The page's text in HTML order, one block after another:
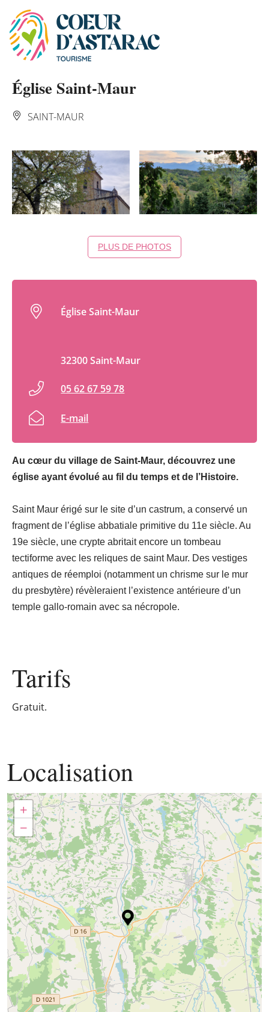
Panneau de gestion des cookies
Église Saint-Maur
SAINT-MAUR
PLUS DE PHOTOS
Au cœur du village de Saint-Maur, découvrez une
église ayant évolué au fil du temps et de l’Histoire.
Saint Maur érigé sur le site d’un castrum, a conservé un
fragment de l’église abbatiale primitive du 11e siècle. Au
19e siècle, une crypte abritait encore un tombeau
tectiforme avec les reliques de saint Maur. Des vestiges
antiques de réemploi (notamment un chrisme sur le mur
du presbytère) révèleraient l’existence antérieure d’un
temple gallo-romain avec sa nécropole.
Tarifs
Gratuit.
Église Saint-Maur
32300 Saint-Maur
05 62 67 59 78
E-mail
Localisation
+
−